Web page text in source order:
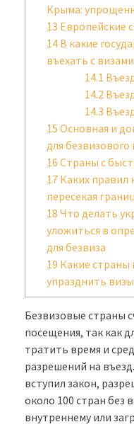
Крыма:
13 Европейские
14 В какие
въехать с
14.1
14.2
14.3
15 Основная и
для безвизового
16 Страны с
17 Каких правил
пересекая
18 Что делать
уложиться в
для безвиза
19 Какие
упразднить
Безвизовые страны
посещения, так как
тратить время и
разрешений на
вступил закон,
около 100 стран без
внутреннему или